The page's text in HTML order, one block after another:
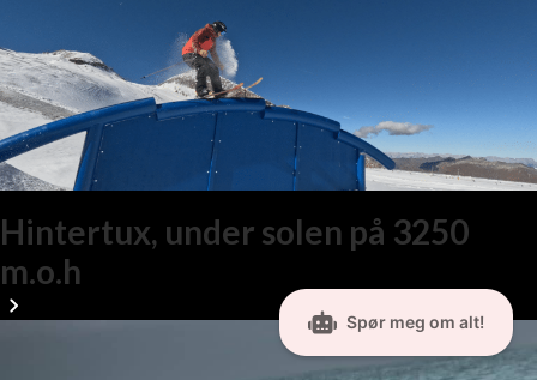
Hintertux, under solen på 3250
m.o.h